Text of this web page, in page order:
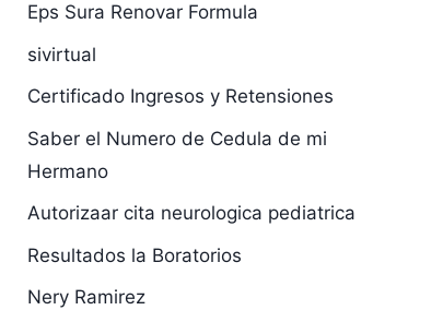
Eps Sura Renovar Formula
sivirtual
Certificado Ingresos y Retensiones
Saber el Numero de Cedula de mi
Hermano
Autorizaar cita neurologica pediatrica
Resultados la Boratorios
Nery Ramirez